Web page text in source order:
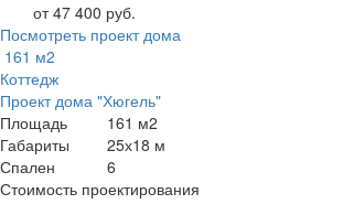
от 47 400 руб.
Посмотреть проект дома
161 м2
Коттедж
Проект дома "Хюгель"
Площадь
161 м2
Габариты
25х18 м
Спален
6
Стоимость проектирования